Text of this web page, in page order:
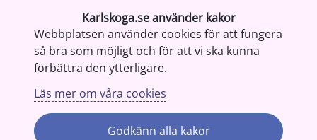
Karlskoga.se använder kakor
Webbplatsen använder cookies för att fungera
så bra som möjligt och för att vi ska kunna
förbättra den ytterligare.
Läs mer om våra cookies
Godkänn alla kakor